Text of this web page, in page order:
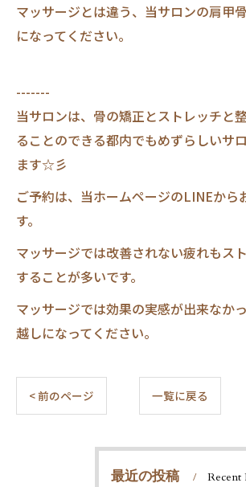
マッサージとは違う、当サロンの肩甲
になってください。
-------
当サロンは、骨の矯正とストレッチと
ることのできる都内でもめずらしいサ
ます☆彡
ご予約は、当ホームページのLINEから
す。
マッサージでは改善されない疲れもス
することが多いです。
マッサージでは効果の実感が出来なか
越しになってください。
< 前のページ 一覧に戻る
最近の投稿 Recent